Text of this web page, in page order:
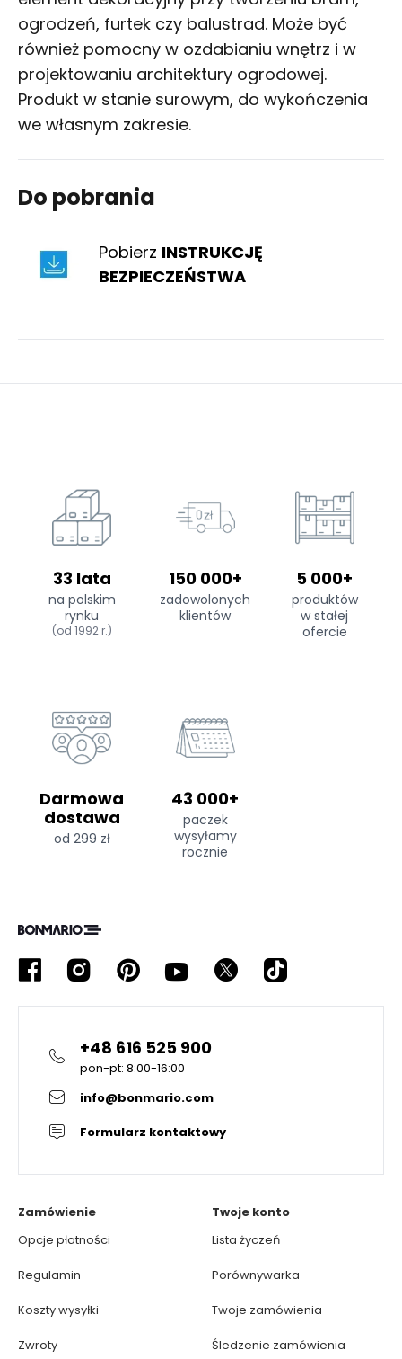
ogrodzeń, furtek czy balustrad. Może być
również pomocny w ozdabianiu wnętrz i w
projektowaniu architektury ogrodowej.
Produkt w stanie surowym, do wykończenia
we własnym zakresie.
Do pobrania
Pobierz INSTRUKCJĘ
BEZPIECZEŃSTWA
33 lata
na polskim
rynku
(od 1992 r.)
150 000+
zadowolonych
klientów
5 000+
produktów
w stałej
ofercie
Darmowa
dostawa
od 299 zł
43 000+
paczek
wysyłamy
rocznie
+48 616 525 900
pon-pt: 8:00-16:00
info@bonmario.com
Formularz kontaktowy
Zamówienie
Opcje płatności
Regulamin
Koszty wysyłki
Zwroty
Twoje konto
Lista życzeń
Porównywarka
Twoje zamówienia
Śledzenie zamówienia